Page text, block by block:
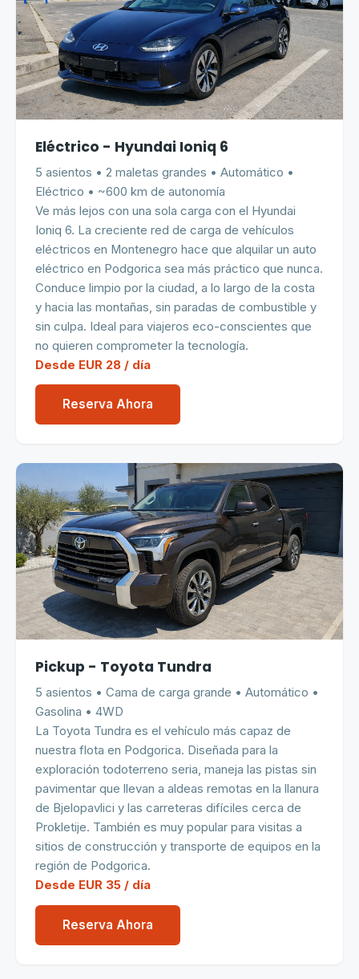
Eléctrico - Hyundai Ioniq 6
5 asientos • 2 maletas grandes • Automático •
Eléctrico • ~600 km de autonomía
Ve más lejos con una sola carga con el Hyundai
Ioniq 6. La creciente red de carga de vehículos
eléctricos en Montenegro hace que alquilar un auto
eléctrico en Podgorica sea más práctico que nunca.
Conduce limpio por la ciudad, a lo largo de la costa
y hacia las montañas, sin paradas de combustible y
sin culpa. Ideal para viajeros eco-conscientes que
no quieren comprometer la tecnología.
Desde EUR 28 / día
Reserva Ahora
Pickup - Toyota Tundra
5 asientos • Cama de carga grande • Automático •
Gasolina • 4WD
La Toyota Tundra es el vehículo más capaz de
nuestra flota en Podgorica. Diseñada para la
exploración todoterreno seria, maneja las pistas sin
pavimentar que llevan a aldeas remotas en la llanura
de Bjelopavlici y las carreteras difíciles cerca de
Prokletije. También es muy popular para visitas a
sitios de construcción y transporte de equipos en la
región de Podgorica.
Desde EUR 35 / día
Reserva Ahora